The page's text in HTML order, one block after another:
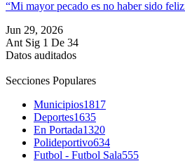
“Mi mayor pecado es no haber sido
Jun 29, 2026
Ant Sig 1 De 34
Datos auditados
Secciones Populares
Municipios1817
Deportes1635
En Portada1320
Polideportivo634
Futbol - Futbol Sala555